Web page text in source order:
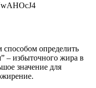
способом определить
– избыточного жира в
значение для